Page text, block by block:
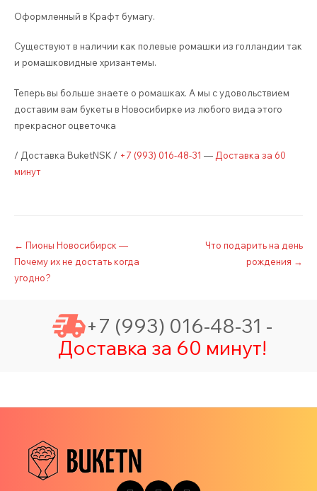
Оформленный в Крафт бумагу.
Существуют в наличии как полевые ромашки из голландии так
и ромашковидные хризантемы.
Теперь вы больше знаете о ромашках. А мы с удовольствием
доставим вам букеты в Новосибирке из любого вида этого
прекрасног оцветочка
/ Доставка BuketNSK / +7 (993) 016-48-31 — Доставка за 60
минут
Post
navigation
← Пионы Новосибирск —
Почему их не достать когда
угодно?
Что подарить на день
рождения →
+7 (993) 016-48-31 -
Доставка за 60 минут!